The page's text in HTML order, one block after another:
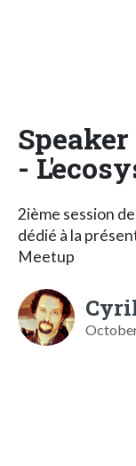
-
2ième session
dédié à la
Meetup